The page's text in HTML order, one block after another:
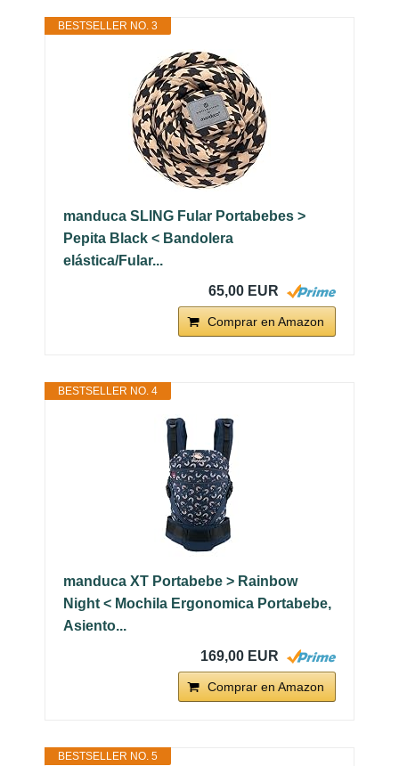
BESTSELLER NO. 3
manduca SLING Fular Portabebes >
Pepita Black < Bandolera
elástica/Fular...
65,00 EUR
Comprar en Amazon
BESTSELLER NO. 4
manduca XT Portabebe > Rainbow
Night < Mochila Ergonomica Portabebe,
Asiento...
169,00 EUR
Comprar en Amazon
BESTSELLER NO. 5